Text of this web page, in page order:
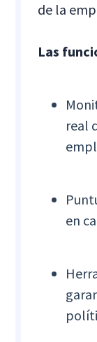
de la
Las
real
en